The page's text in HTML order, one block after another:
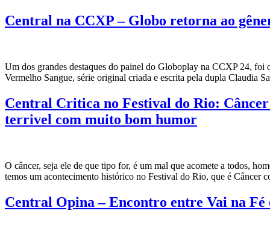
Central na CCXP – Globo retorna ao
Um dos grandes destaques do painel do Globoplay na CCXP 24, foi
Vermelho Sangue, série original criada e escrita pela dupla Claudia
Central Critica no Festival do Rio:
terrivel com muito bom humor
O câncer, seja ele de que tipo for, é um mal que acomete a todos,
temos um acontecimento histórico no Festival do Rio, que é
Central Opina – Encontro entre Vai na Fé